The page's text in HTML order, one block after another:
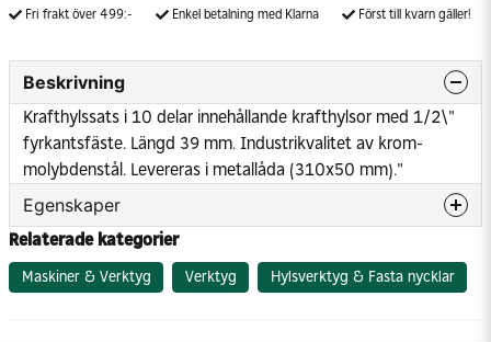
Fri frakt över 499:- Enkel betalning med Klarna Först till kvarn gäller!
Beskrivning
Krafthylssats i 10 delar innehållande krafthylsor med 1/2\"
fyrkantsfäste. Längd 39 mm. Industrikvalitet av krom-
molybdenstål. Levereras i metallåda (310x50 mm)."
Egenskaper
Totalt antal verktyg
Relaterade kategorier
Maskiner & Verktyg Verktyg Hylsverktyg & Fasta nycklar